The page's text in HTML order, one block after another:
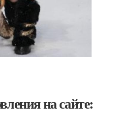
на сайте: